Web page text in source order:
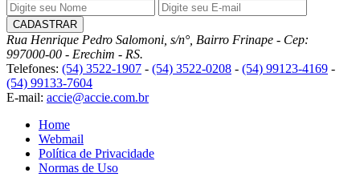
Rua Henrique Pedro Salomoni, s/n°, Bairro Frinape - Cep:
997000-00 - Erechim - RS.
Telefones: (54) 3522-1907 - (54) 3522-0208 - (54) 99123-4169 -
(54) 99133-7604
E-mail: accie@accie.com.br
Home
Webmail
Política de Privacidade
Normas de Uso